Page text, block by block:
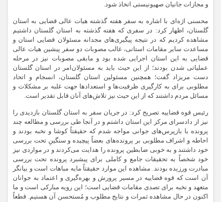
و مجازات جانیان صهیونیستی اتخاذ شود.
محسنی اژه‌ای با اشاره به سفر هفته گذشته هیات عالی قضایی به استان
گلستان، اظهار کرد: در سفری که هفته گذشته به استان گلستان داشتیم
مشاهده کردیم که در نتیجه پیگیری‌های مجدانه مسئولان قضایی استان و
مساعدت سایر مقامات استانی، غالب مصوبات دو سفر پیشین هیات‌ عالی
قضایی به این استان اجرایی شده بود و مابقی مصوبات نیز در مرحله
عملیاتی شدن بودند؛ از این حیث باید به مسئولان‌امر در استان گلستان
دست مریزاد گفت؛ همچنین مسئولین استان گلستان، انسجام و اتحاد
مطلوبی برای به کارگیری ظرفیت‌ها و استعدادها جهت غلبه بر مشکلات و
مسائل مردم داشتند که از این حیث نیز تلاش‌های آنان قابل تقدیر است.
رئیس قوه قضاییه تصریح کرد: در جریان سفر به استان گلستان بازدیدی را
نیز از دادسرای مرکز این استان داشتم و در آنجا طی بررسی و مطالعه چند
پرونده با بازپرس‌های جوانی مواجه شدم که حقیقتاً کوشا و نخبه بودند و
احاطه و اشراف مطلوبی بر پرونده‌های بعضاً پیچیده و سنگینِ تحت بررسی
خود داشتند و به خوبی ضابطین پرونده را هدایت می‌کردند و در مواردی نیز
خود شخصاً به تحقیقات جامع و کاملی برای پیشبرد پرونده‌ تحت بررسی
مبادرت ورزیده بودند. مشاهده این موارد حقیقتاً مایه مباهات است و بیانگر
آن است که قوه قضاییه در مسیر پرورش و بهره‌گیری و اعتماد به جوانان
متعهد و نخبه برای تصدی مقامات قضایی است؛ این رویه‌ مبارکی است و ما
اکنون در حال مشاهده ثمرات و نتایج مطلوب و مُستحسن آن هستیم. قطعاً